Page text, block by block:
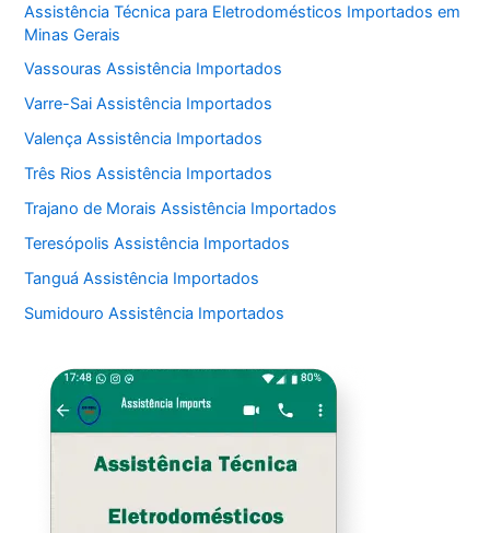
Assistência Técnica para Eletrodomésticos Importados em
Minas Gerais
Vassouras Assistência Importados
Varre-Sai Assistência Importados
Valença Assistência Importados
Três Rios Assistência Importados
Trajano de Morais Assistência Importados
Teresópolis Assistência Importados
Tanguá Assistência Importados
Sumidouro Assistência Importados